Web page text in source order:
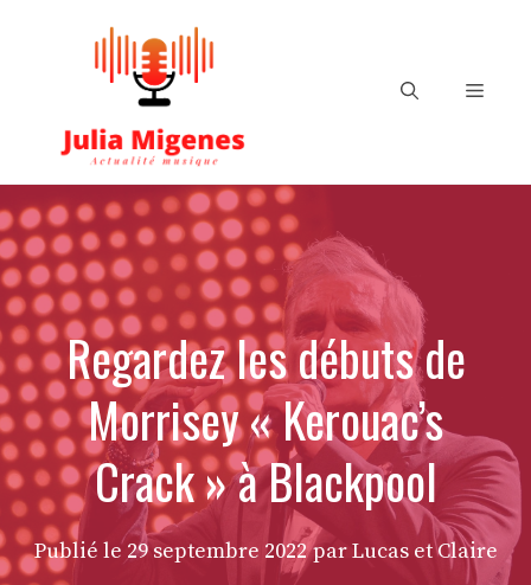
Menu
Regardez les débuts de
Morrisey « Kerouac’s
Crack » à Blackpool
Publié le29 septembre 2022 par Lucas et Claire